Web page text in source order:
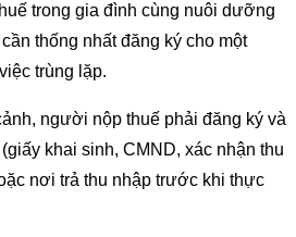
trong gia đình cùng nuôi dưỡng
thống nhất đăng ký cho một
trùng lặp.
người nộp thuế phải đăng ký và
khai sinh, CMND, xác nhận thu
nơi trả thu nhập trước khi thực